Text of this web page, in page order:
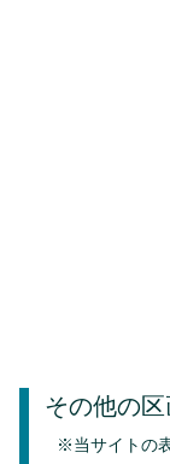
その他の
※当サイトの